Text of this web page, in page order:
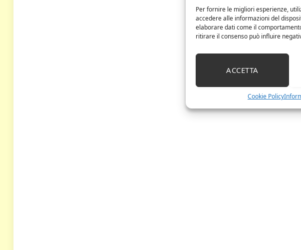
Per fornire le migliori esperienze,
accedere alle informazioni del
elaborare dati come il
ritirare il consenso può influire
ACCETTA
Cookie Policy